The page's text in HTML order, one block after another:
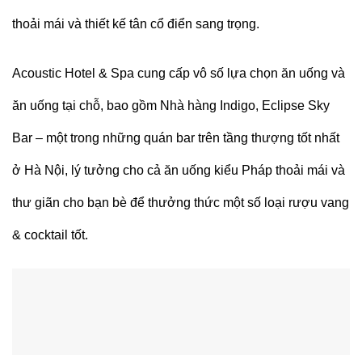
thoải mái và thiết kế tân cổ điển sang trọng.
Acoustic Hotel & Spa cung cấp vô số lựa chọn ăn uống và
ăn uống tại chỗ, bao gồm Nhà hàng Indigo, Eclipse Sky
Bar – một trong những quán bar trên tầng thượng tốt nhất
ở Hà Nội, lý tưởng cho cả ăn uống kiểu Pháp thoải mái và
thư giãn cho bạn bè để thưởng thức một số loại rượu vang
& cocktail tốt.